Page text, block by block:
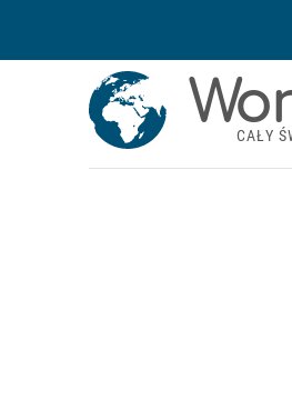
CAŁY